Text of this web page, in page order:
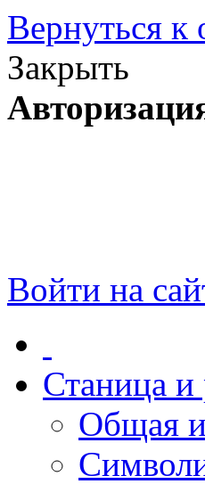
Вернуться
Закрыть
Войти на
Станица и
Общая